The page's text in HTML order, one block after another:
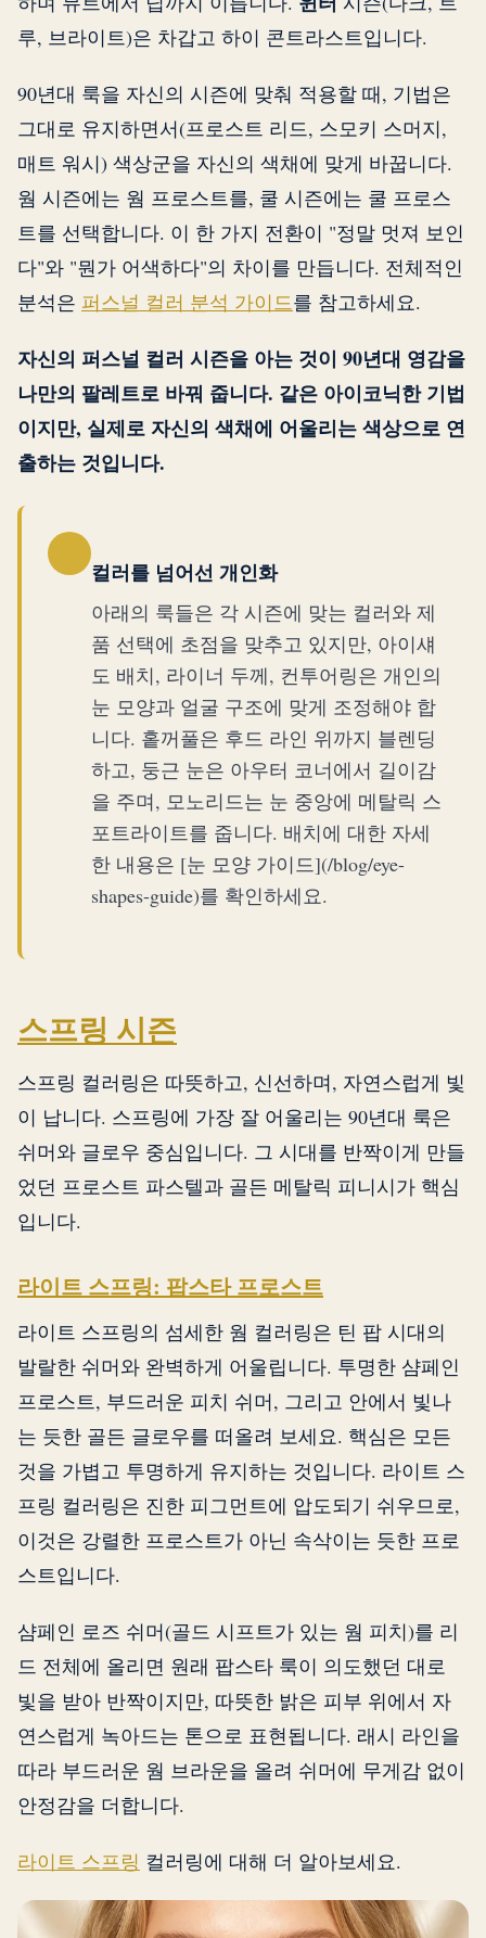
루, 브라이트)은 차갑고 하이 콘트라스트입니다.
90년대 룩을 자신의 시즌에 맞춰 적용할 때, 기법은
그대로 유지하면서(프로스트 리드, 스모키 스머지,
매트 워시) 색상군을 자신의 색채에 맞게 바꿉니다.
웜 시즌에는 웜 프로스트를, 쿨 시즌에는 쿨 프로스
트를 선택합니다. 이 한 가지 전환이 "정말 멋져 보인
다"와 "뭔가 어색하다"의 차이를 만듭니다. 전체적인
분석은 퍼스널 컬러 분석 가이드를 참고하세요.
자신의 퍼스널 컬러 시즌을 아는 것이 90년대 영감을
나만의 팔레트로 바꿔 줍니다. 같은 아이코닉한 기법
이지만, 실제로 자신의 색채에 어울리는 색상으로 연
출하는 것입니다.
컬러를 넘어선 개인화
아래의 룩들은 각 시즌에 맞는 컬러와 제
품 선택에 초점을 맞추고 있지만, 아이섀
도 배치, 라이너 두께, 컨투어링은 개인의
눈 모양과 얼굴 구조에 맞게 조정해야 합
니다. 홑꺼풀은 후드 라인 위까지 블렌딩
하고, 둥근 눈은 아우터 코너에서 길이감
을 주며, 모노리드는 눈 중앙에 메탈릭 스
포트라이트를 줍니다. 배치에 대한 자세
한 내용은 [눈 모양 가이드](/blog/eye-
shapes-guide)를 확인하세요.
스프링 시즌
스프링 컬러링은 따뜻하고, 신선하며, 자연스럽게 빛
이 납니다. 스프링에 가장 잘 어울리는 90년대 룩은
쉬머와 글로우 중심입니다. 그 시대를 반짝이게 만들
었던 프로스트 파스텔과 골든 메탈릭 피니시가 핵심
입니다.
라이트 스프링: 팝스타 프로스트
라이트 스프링의 섬세한 웜 컬러링은 틴 팝 시대의
발랄한 쉬머와 완벽하게 어울립니다. 투명한 샴페인
프로스트, 부드러운 피치 쉬머, 그리고 안에서 빛나
는 듯한 골든 글로우를 떠올려 보세요. 핵심은 모든
것을 가볍고 투명하게 유지하는 것입니다. 라이트 스
프링 컬러링은 진한 피그먼트에 압도되기 쉬우므로,
이것은 강렬한 프로스트가 아닌 속삭이는 듯한 프로
스트입니다.
샴페인 로즈 쉬머(골드 시프트가 있는 웜 피치)를 리
드 전체에 올리면 원래 팝스타 룩이 의도했던 대로
빛을 받아 반짝이지만, 따뜻한 밝은 피부 위에서 자
연스럽게 녹아드는 톤으로 표현됩니다. 래시 라인을
따라 부드러운 웜 브라운을 올려 쉬머에 무게감 없이
안정감을 더합니다.
라이트 스프링 컬러링에 대해 더 알아보세요.